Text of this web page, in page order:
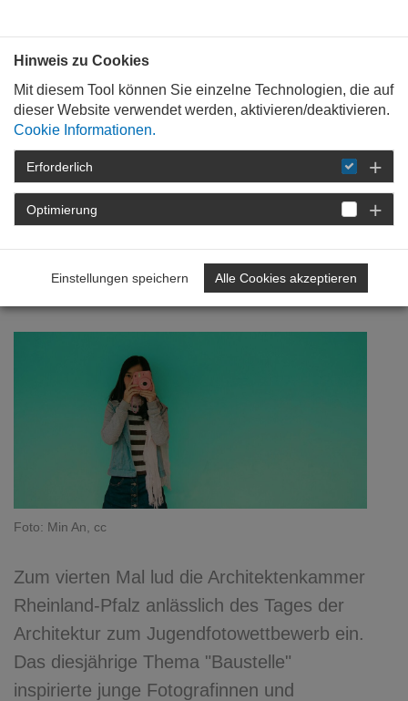
STARTSEITE DETAIL
Jugendfotopreis Architektur
2024
Foto: Min An, cc
Zum vierten Mal lud die Architektenkammer
Rheinland-Pfalz anlässlich des Tages der
Architektur zum Jugendfotowettbewerb ein.
Das diesjährige Thema "Baustelle"
inspirierte junge Fotografinnen und
Hinweis zu Cookies
Mit diesem Tool können Sie einzelne Technologien, die auf
dieser Website verwendet werden, aktivieren/deaktivieren.
Cookie Informationen.
Erforderlich
Optimierung
Einstellungen speichern Alle Cookies akzeptieren